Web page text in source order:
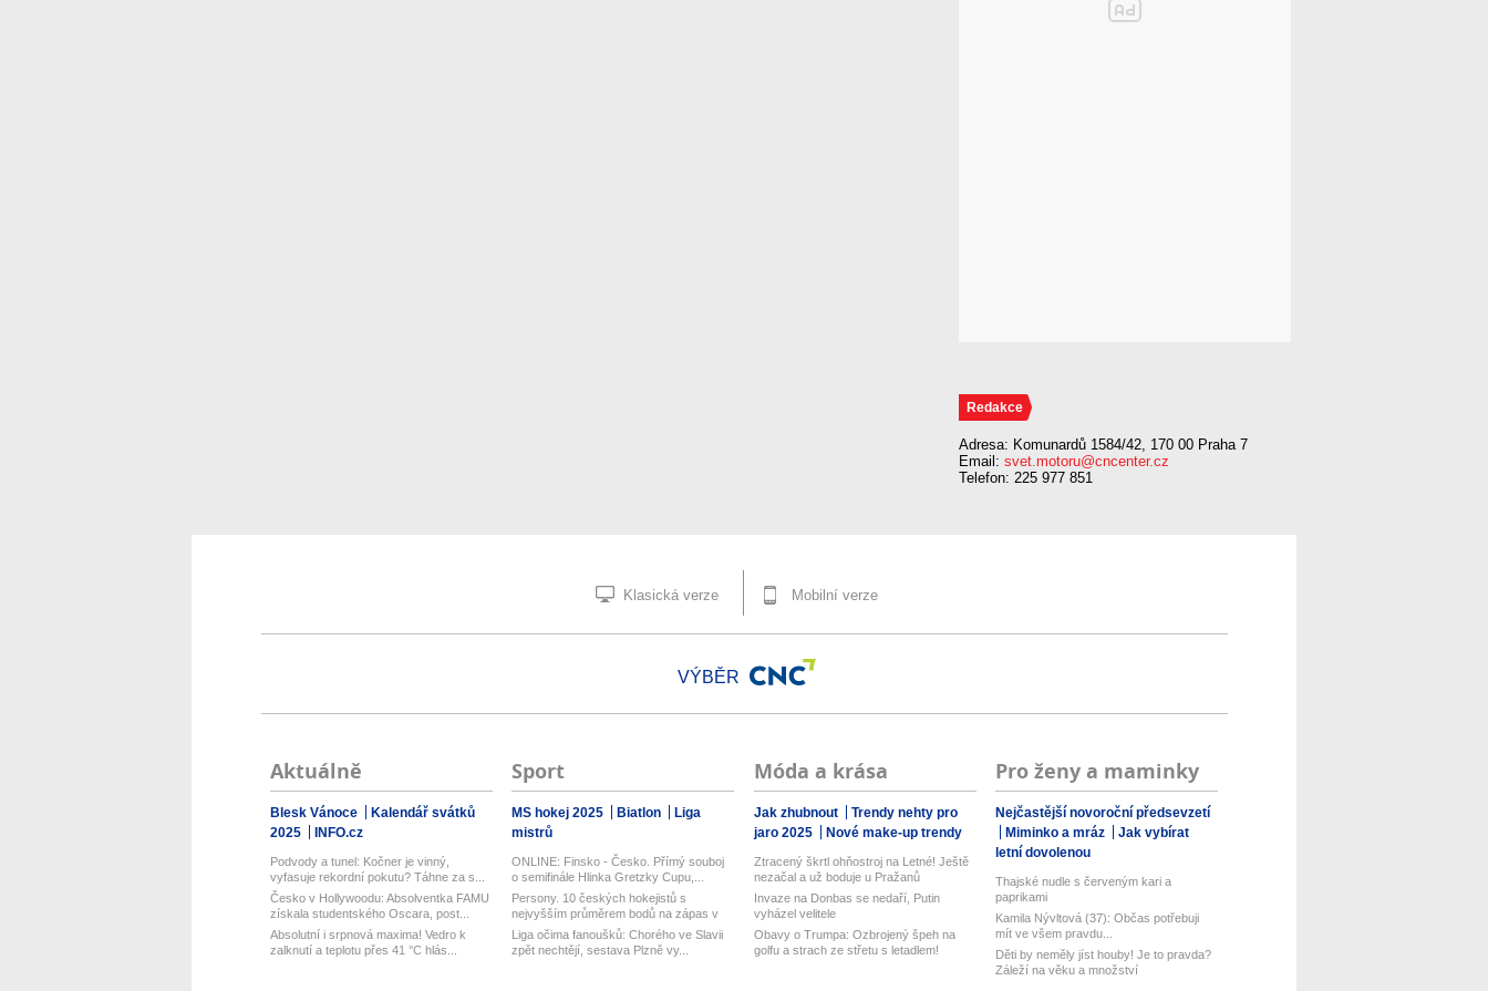
Redakce
Adresa: Komunardů 1584/42, 170 00 Praha 7
Email: svet.motoru@cncenter.cz
Telefon: 225 977 851
Klasická verze Mobilní verze
VÝBĚR
Aktuálně
Blesk Vánoce
Kalendář svátků
2025
INFO.cz
Podvody a tunel: Kočner je vinný,
vyfasuje rekordní pokutu? Táhne za s...
Česko v Hollywoodu: Absolventka FAMU
získala studentského Oscara, post...
Absolutní i srpnová maxima! Vedro k
zalknutí a teplotu přes 41 °C hlás...
Sport
MS hokej 2025 Biatlon
Liga
mistrů
ONLINE: Finsko - Česko. Přímý souboj
o semifinále Hlinka Gretzky Cupu,...
Persony. 10 českých hokejistů s
nejvyšším průměrem bodů na zápas v
his...
Liga očima fanoušků: Chorého ve Slavii
zpět nechtějí, sestava Plzně vy...
Móda a krása
Jak zhubnout
Trendy nehty pro
jaro 2025
Nové make-up trendy
Ztracený škrtl ohňostroj na Letné! Ještě
nezačal a už boduje u Pražanů
Invaze na Donbas se nedaří, Putin
vyházel velitele
Obavy o Trumpa: Ozbrojený špeh na
golfu a strach ze střetu s letadlem!
Pro ženy a maminky
Nejčastější novoroční předsevzetí
Miminko a mráz
Jak vybírat
letní dovolenou
Thajské nudle s červeným kari a
paprikami
Kamila Nývltová (37): Občas potřebuji
mít ve všem pravdu...
Děti by neměly jíst houby! Je to pravda?
Záleží na věku a množství